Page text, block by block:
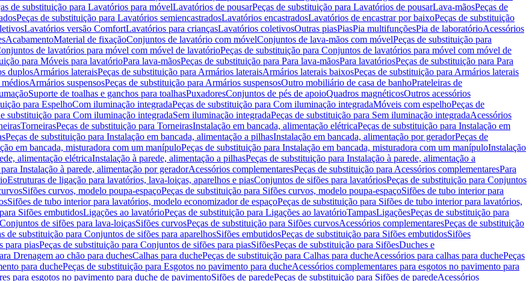
de substituição para Lavatórios para móvelLavatórios de pousarPeças de substituição para Lavatórios de pousarLava-mãosPeças de
Peças de substituição para Lavatórios semiencastradosLavatórios encastradosLavatórios de encastrar por baixoPeças de substituição
Lavatórios versão ComfortLavatórios para criançasLavatórios coletivosOutras piasPiasPia multifunçõesPia de laboratórioAcessórios
AcabamentoMaterial de fixaçãoConjuntos de lavatório com móvelConjuntos de lava-mãos com móvelPeças de substituição para
de lavatórios para móvel com móvel de lavatórioPeças de substituição para Conjuntos de lavatórios para móvel com móvel de
para Móveis para lavatórioPara lava-mãosPeças de substituição para Para lava-mãosPara lavatóriosPeças de substituição para Para
duplosArmários lateraisPeças de substituição para Armários lateraisArmários laterais baixosPeças de substituição para Armários laterais
Armários suspensosPeças de substituição para Armários suspensosOutro mobiliário de casa de banhoPrateleiras de
Suporte de toalhas e ganchos para toalhasPuxadoresConjuntos de pés de apoioQuadros magnéticosOutros acessórios
para EspelhoCom iluminação integradaPeças de substituição para Com iluminação integradaMóveis com espelhoPeças de
substituição para Com iluminação integradaSem iluminação integradaPeças de substituição para Sem iluminação integradaAcessórios
TorneirasPeças de substituição para TorneirasInstalação em bancada, alimentação elétricaPeças de substituição para Instalação em
Peças de substituição para Instalação em bancada, alimentação a pilhasInstalação em bancada, alimentação por geradorPeças de
em bancada, misturadora com um manípuloPeças de substituição para Instalação em bancada, misturadora com um manípuloInstalação
alimentação elétricaInstalação à parede, alimentação a pilhasPeças de substituição para Instalação à parede, alimentação a
Instalação à parede, alimentação por geradorAcessórios complementaresPeças de substituição para Acessórios complementaresPara
Estruturas de ligação para lavatórios, lava-loiças, aparelhos e piasConjuntos de sifões para lavatóriosPeças de substituição para Conjuntos
Sifões curvos, modelo poupa-espaçoPeças de substituição para Sifões curvos, modelo poupa-espaçoSifões de tubo interior para
Sifões de tubo interior para lavatórios, modelo economizador de espaçoPeças de substituição para Sifões de tubo interior para lavatórios,
Sifões embutidosLigações ao lavatórioPeças de substituição para Ligações ao lavatórioTampasLigaçõesPeças de substituição para
de sifões para lava-loiçasSifões curvosPeças de substituição para Sifões curvosAcessórios complementaresPeças de substituição
de substituição para Conjuntos de sifões para aparelhosSifões embutidosPeças de substituição para Sifões embutidosSifões
para piasPeças de substituição para Conjuntos de sifões para piasSifõesPeças de substituição para SifõesDuches e
Drenagem ao chão para duchesCalhas para duchePeças de substituição para Calhas para ducheAcessórios para calhas para duchePeças
para duchePeças de substituição para Esgotos no pavimento para ducheAcessórios complementares para esgotos no pavimento para
para esgotos no pavimento para duche de pavimentoSifões de paredePeças de substituição para Sifões de paredeAcessórios